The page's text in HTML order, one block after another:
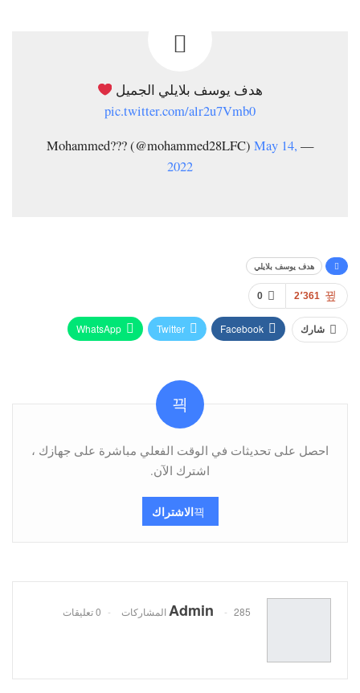
هدف يوسف بلايلي الجميل
pic.twitter.com/alr2u7Vmb0
— Mohammed??? (@mohammed28LFC)
May 14,
2022
هدف يوسف بلايلي
0 2٬361
شارك Facebook
Twitter
WhatsApp
احصل على تحديثات في الوقت الفعلي مباشرة على جهازك ،
اشترك الآن.
الاشتراك
Admin 285 المشاركات 0 تعليقات